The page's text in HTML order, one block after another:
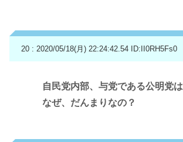
20 : 2020/05/18(月) 22:24:42.54 ID:II0RH5Fs0
自民党内部、与党である公明党は
なぜ、だんまりなの？